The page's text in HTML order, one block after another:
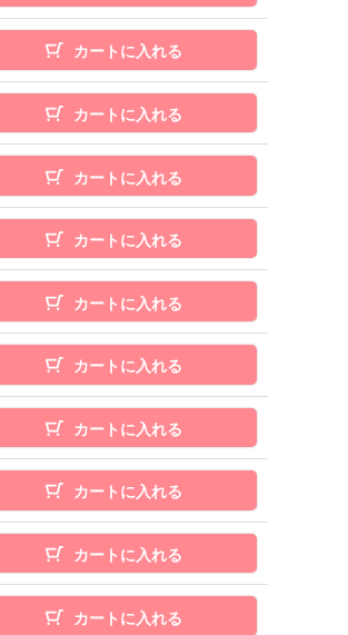
カートに入れる
カートに入れる
カートに入れる
カートに入れる
カートに入れる
カートに入れる
カートに入れる
カートに入れる
カートに入れる
カートに入れる